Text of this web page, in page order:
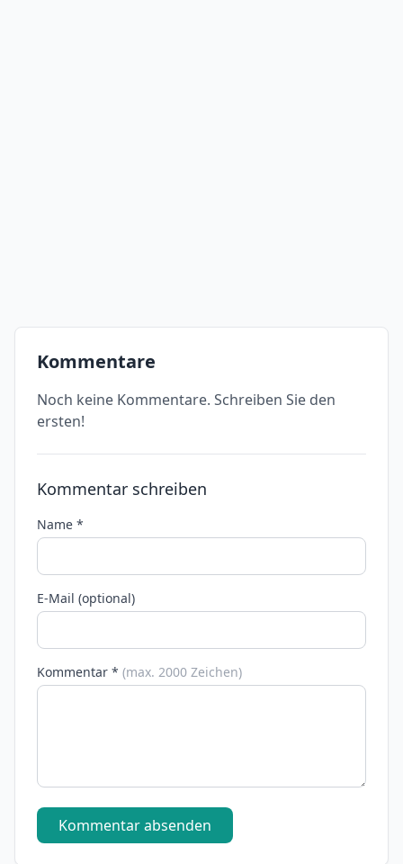
Kommentare
Noch keine Kommentare. Schreiben Sie den
ersten!
Kommentar schreiben
Name *
E-Mail (optional)
Kommentar * (max. 2000 Zeichen)
Kommentar absenden